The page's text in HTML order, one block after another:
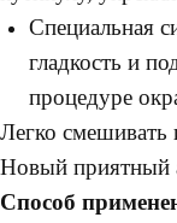
Специальная
гладкость и
процедуре
Легко смешивать
Новый приятный
Способ